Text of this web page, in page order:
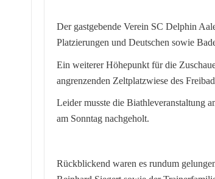
Der gastgebende Verein SC Delphin
Platzierungen und Deutschen sowie
Ein weiterer Höhepunkt für die
angrenzenden Zeltplatzwiese des
Leider musste die Biathleveranstaltung
am Sonntag nachgeholt.
Rückblickend waren es rundum